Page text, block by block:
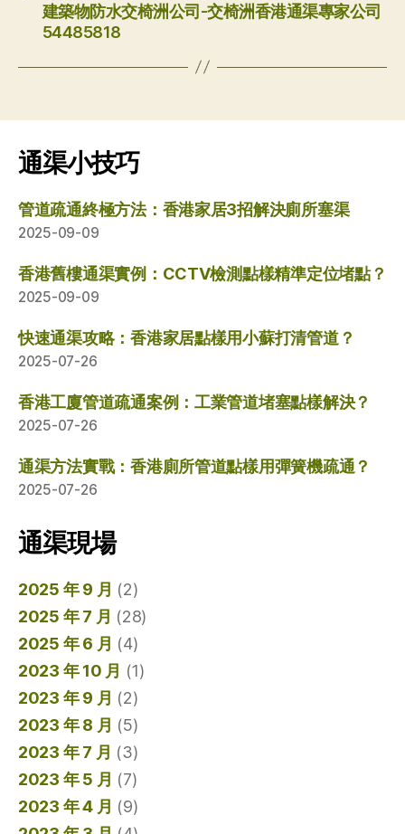
建築物防水交椅洲公司-交椅洲香港通渠專家公司
54485818
通渠小技巧
管道疏通終極方法：香港家居3招解決廁所塞渠
2025-09-09
香港舊樓通渠實例：CCTV檢測點樣精準定位堵點？
2025-09-09
快速通渠攻略：香港家居點樣用小蘇打清管道？
2025-07-26
香港工廈管道疏通案例：工業管道堵塞點樣解決？
2025-07-26
通渠方法實戰：香港廁所管道點樣用彈簧機疏通？
2025-07-26
通渠現場
2025 年 9 月 (2)
2025 年 7 月 (28)
2025 年 6 月 (4)
2023 年 10 月 (1)
2023 年 9 月 (2)
2023 年 8 月 (5)
2023 年 7 月 (3)
2023 年 5 月 (7)
2023 年 4 月 (9)